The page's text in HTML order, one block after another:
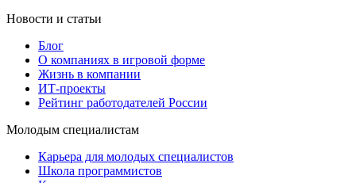
Новости и статьи
Блог
О компаниях в игровой форме
Жизнь в компании
ИТ-проекты
Рейтинг работодателей России
Молодым специалистам
Карьера для молодых специалистов
Школа программистов